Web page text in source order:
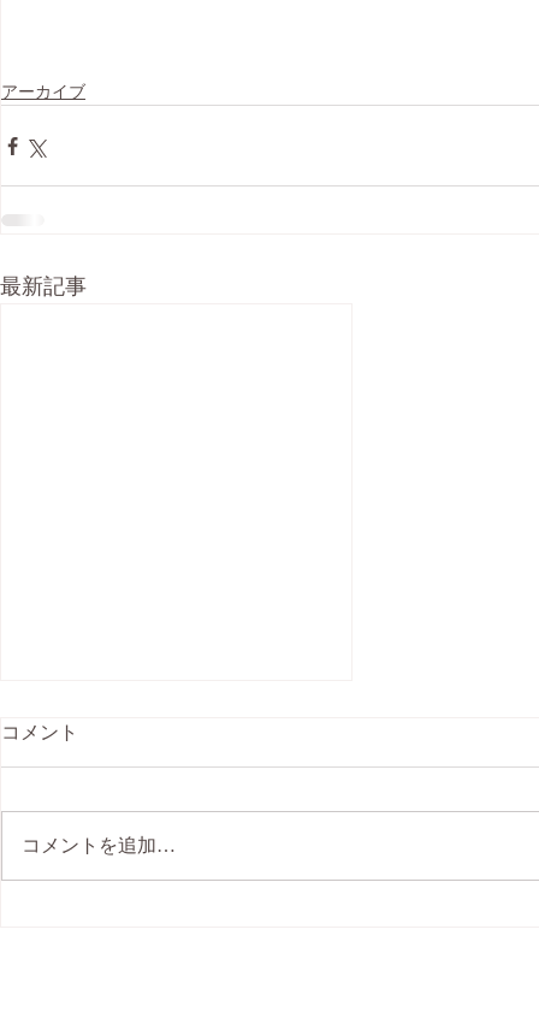
アーカイブ
最新記事
コメント
コメントを追加…